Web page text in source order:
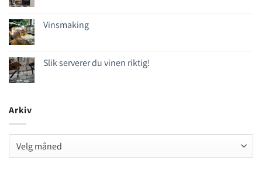
Vinsmaking
Slik serverer du vinen riktig!
Arkiv
Arkiv